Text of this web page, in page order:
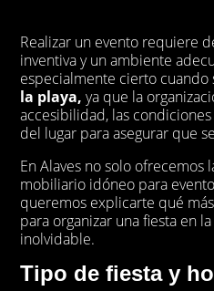
Realizar un evento requiere
inventiva y un ambiente
especialmente cierto
la playa, ya que la
accesibilidad, las
del lugar para asegurar que
En Alaves no solo ofrecemos
mobiliario idóneo para
queremos explicarte qué
para organizar una fiesta en
inolvidable.
Tipo de fiesta y